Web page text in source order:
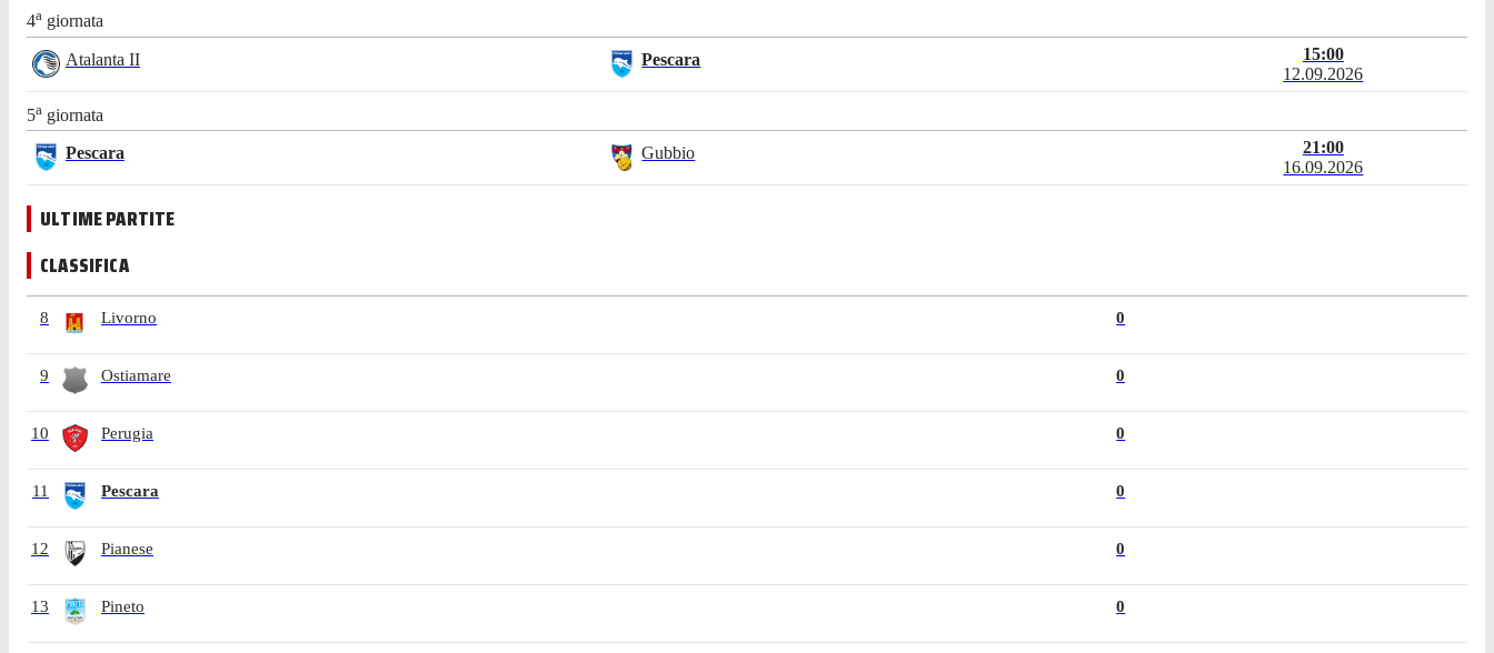
4a giornata
Atalanta II Pescara
15:00
12.09.2026
5a giornata
Pescara Gubbio
21:00
16.09.2026
ULTIME PARTITE
CLASSIFICA
8 Livorno 0
9 Ostiamare 0
10 Perugia 0
11 Pescara 0
12 Pianese 0
13 Pineto 0